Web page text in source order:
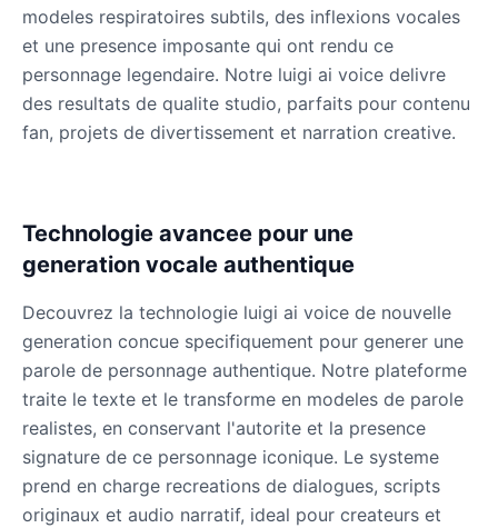
modeles respiratoires subtils, des inflexions vocales
et une presence imposante qui ont rendu ce
personnage legendaire. Notre luigi ai voice delivre
des resultats de qualite studio, parfaits pour contenu
fan, projets de divertissement et narration creative.
Technologie avancee pour une
generation vocale authentique
Decouvrez la technologie luigi ai voice de nouvelle
generation concue specifiquement pour generer une
parole de personnage authentique. Notre plateforme
traite le texte et le transforme en modeles de parole
realistes, en conservant l'autorite et la presence
signature de ce personnage iconique. Le systeme
prend en charge recreations de dialogues, scripts
originaux et audio narratif, ideal pour createurs et